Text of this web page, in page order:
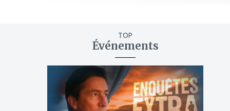
TOP
Événements
mes
favoris